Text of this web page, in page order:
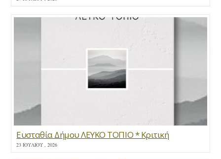
Ευσταθία Δήμου ΛΕΥΚΟ ΤΟΠΙΟ * Κριτική
23 ΙΟΥΛΊΟΥ , 2026